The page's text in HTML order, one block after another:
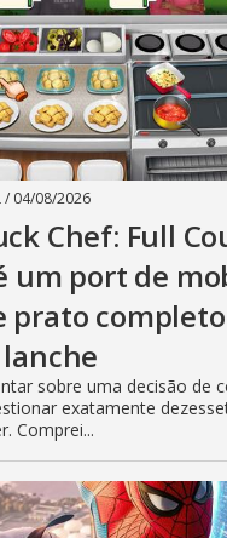
/ 04/08/2026
Chef: Full
um port de
prato
sobre uma decisão de
exatamente
Comprei...